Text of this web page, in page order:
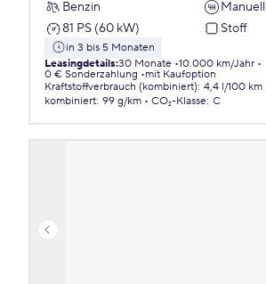
Benzin
Manuell
81 PS (60 kW)
Stoff
in 3 bis 5 Monaten
Leasingdetails:30 Monate 10.000 km/Jahr
0 € Sonderzahlung
mit Kaufoption
Kraftstoffverbrauch (kombiniert): 4,4 l/100 km
kombiniert: 99 g/km CO₂-Klasse: C